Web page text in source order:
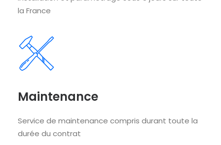
la France
Maintenance
Service de maintenance compris durant toute la
durée du contrat